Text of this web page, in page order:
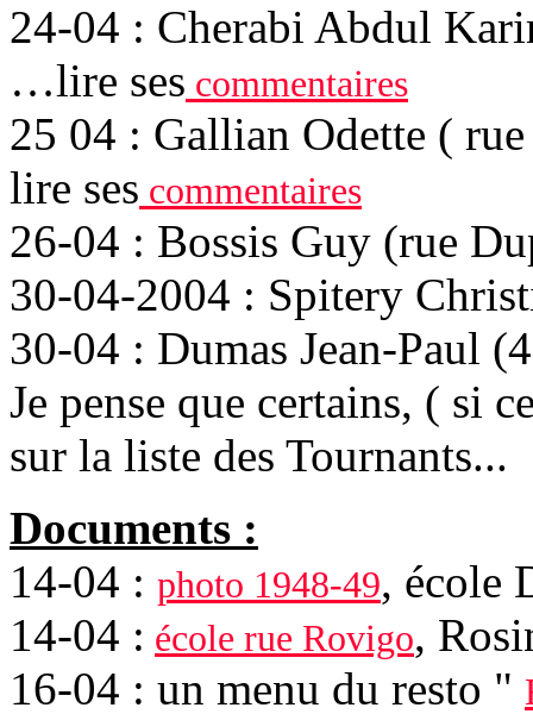
24-04 : Cherabi Abdul
…lire ses commentaires
25 04 : Gallian Odette (
lire ses commentaires
26-04 : Bossis Guy (rue
30-04-2004 : Spitery
30-04 : Dumas Jean-Paul
Je pense que certains, ( si
sur la liste des Tournants...
Documents :
14-04 : photo 1948-49, école
14-04 : école rue Rovigo,
16-04 : un menu du resto "